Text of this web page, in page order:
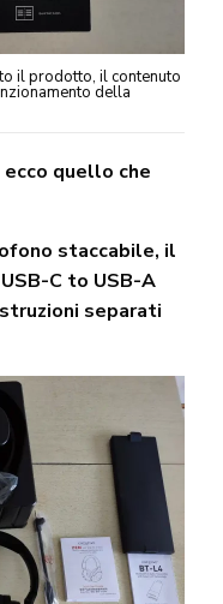
il prodotto, il contenuto
della
ecco quello che
staccabile, il
C to USB-A
separati